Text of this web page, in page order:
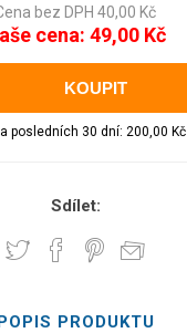
bez DPH 40,00 Kč
cena: 49,00 Kč
posledních 30 dní: 200,00 Kč
Sdílet:
PRODUKTU